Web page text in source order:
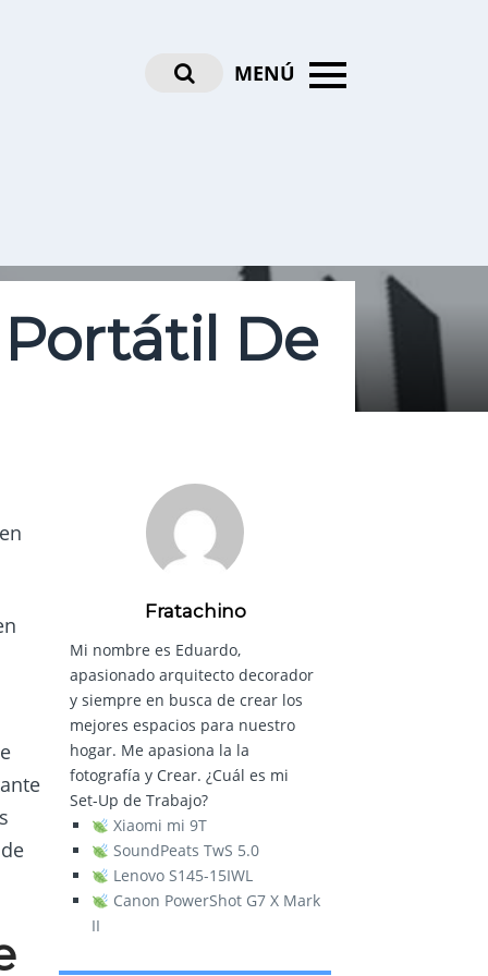
MENÚ
De
Fratachino
Mi nombre es Eduardo,
apasionado arquitecto decorador
y siempre en busca de crear los
mejores espacios para nuestro
hogar. Me apasiona la la
fotografía y Crear. ¿Cuál es mi
Set-Up de Trabajo?
Xiaomi mi 9T
SoundPeats TwS 5.0
Lenovo S145-15IWL
Canon PowerShot G7 X Mark
II